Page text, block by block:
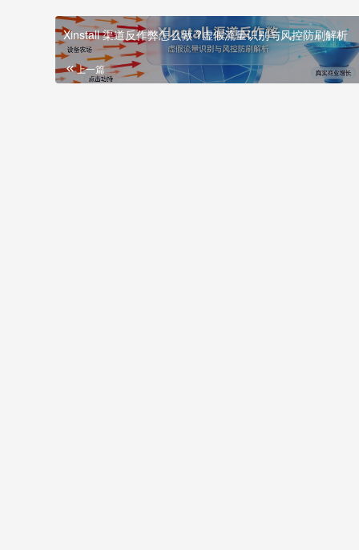
Xinstall 渠道反作弊怎么做 ?虚假流量识别与风控防刷解析
上一篇